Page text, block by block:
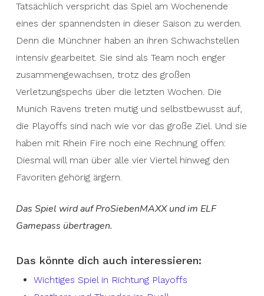
Tatsächlich verspricht das Spiel am Wochenende
eines der spannendsten in dieser Saison zu werden.
Denn die Münchner haben an ihren Schwachstellen
intensiv gearbeitet. Sie sind als Team noch enger
zusammengewachsen, trotz des großen
Verletzungspechs über die letzten Wochen. Die
Munich Ravens treten mutig und selbstbewusst auf,
die Playoffs sind nach wie vor das große Ziel. Und sie
haben mit Rhein Fire noch eine Rechnung offen:
Diesmal will man über alle vier Viertel hinweg den
Favoriten gehörig ärgern.
Das Spiel wird auf ProSiebenMAXX und im ELF
Gamepass übertragen.
Das könnte dich auch interessieren:
Wichtiges Spiel in Richtung Playoffs